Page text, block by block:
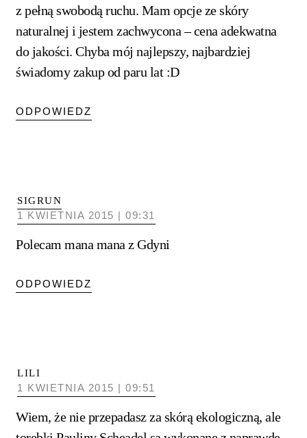
z pełną swobodą ruchu. Mam opcje ze skóry
naturalnej i jestem zachwycona – cena adekwatna
do jakości. Chyba mój najlepszy, najbardziej
świadomy zakup od paru lat :D
ODPOWIEDZ
SIGRUN
1 KWIETNIA 2015 | 09:31
Polecam mana mana z Gdyni
ODPOWIEDZ
LILI
1 KWIETNIA 2015 | 09:51
Wiem, że nie przepadasz za skórą ekologiczną, ale